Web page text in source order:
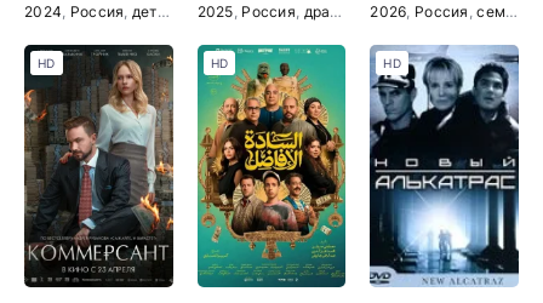
2024 Россия детектив
2025 Россия драма
2026 Россия ,семейный
HD HD HD